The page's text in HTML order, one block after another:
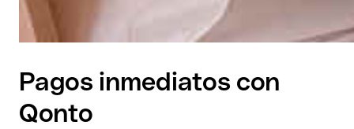
Pagos inmediatos con
Qonto